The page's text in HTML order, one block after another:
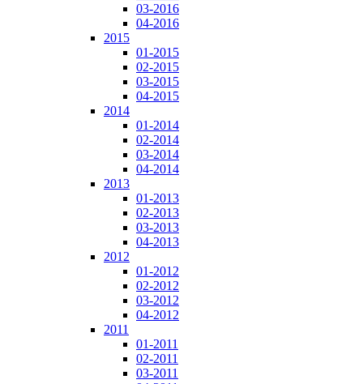
03-2016
04-2016
2015
01-2015
02-2015
03-2015
04-2015
2014
01-2014
02-2014
03-2014
04-2014
2013
01-2013
02-2013
03-2013
04-2013
2012
01-2012
02-2012
03-2012
04-2012
2011
01-2011
02-2011
03-2011